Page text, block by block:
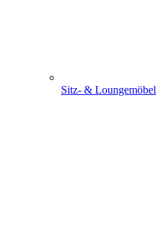
Sitz- & Loungemöbel